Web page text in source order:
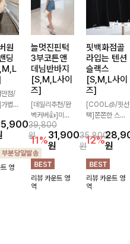
원
딩
만점/
볍
원
운
로
편안
실
츠입
리
39,800
원
영
늘멋진핀턱
3부코튼앤
데님반바지
[S,M,L사이
즈]
[데일리추천/완
벽커버👍]미운
군살은 쏙 가려
주고 다리는 더
욱 길어보이게
하는 넉넉한 3
부 기장감으로
편안하면서 핀턱
디테일로 멋을
11%31,900
원
35,800
원
리뷰 카운트 영
역
핏백화점골
라입는 텐션
슬랙스
[S,M,L사이
즈]
[COOL🧊/핏선
택]쫀쫀한 스판
루 종일 편안하
게 입어지면서
깔끔한 핏까지
완성해주는 슬랙
스🖤 절개와이
드·핀턱와이드·
12%원
리뷰 카운트 영
역